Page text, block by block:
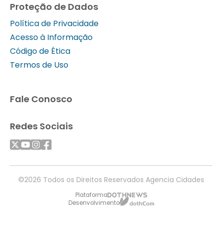
Proteção de Dados
Política de Privacidade
Acesso à Informação
Código de Ética
Termos de Uso
Fale Conosco
Redes Sociais
©2026 Todos os Direitos Reservados Agencia Cidades
Plataforma
Desenvolvimento